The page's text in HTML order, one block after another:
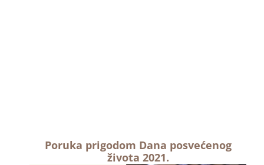
Poruka prigodom Dana posvećenog
života 2021.